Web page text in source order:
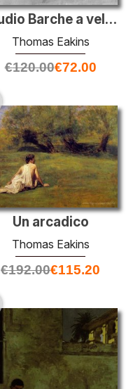
Studio Barche a vela Racing 'del fiume Delaware
Thomas Eakins
€120.00€72.00
Un arcadico
Thomas Eakins
€192.00€115.20